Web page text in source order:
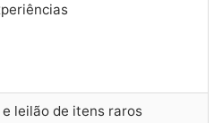
leilão de itens raros